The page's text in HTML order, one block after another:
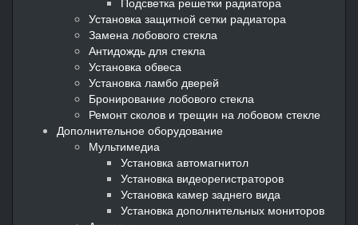
Установка защитной сетки радиатора
Замена лобового стекла
Антидождь для стекла
Установка обвеса
Установка ламбо дверей
Бронирование лобового стекла
Ремонт сколов и трещин на лобовом стекле
Дополнительное оборудование
Мультимедиа
Установка автомагнитол
Установка видеорегистраторов
Установка камер заднего вида
Установка дополнительных мониторов